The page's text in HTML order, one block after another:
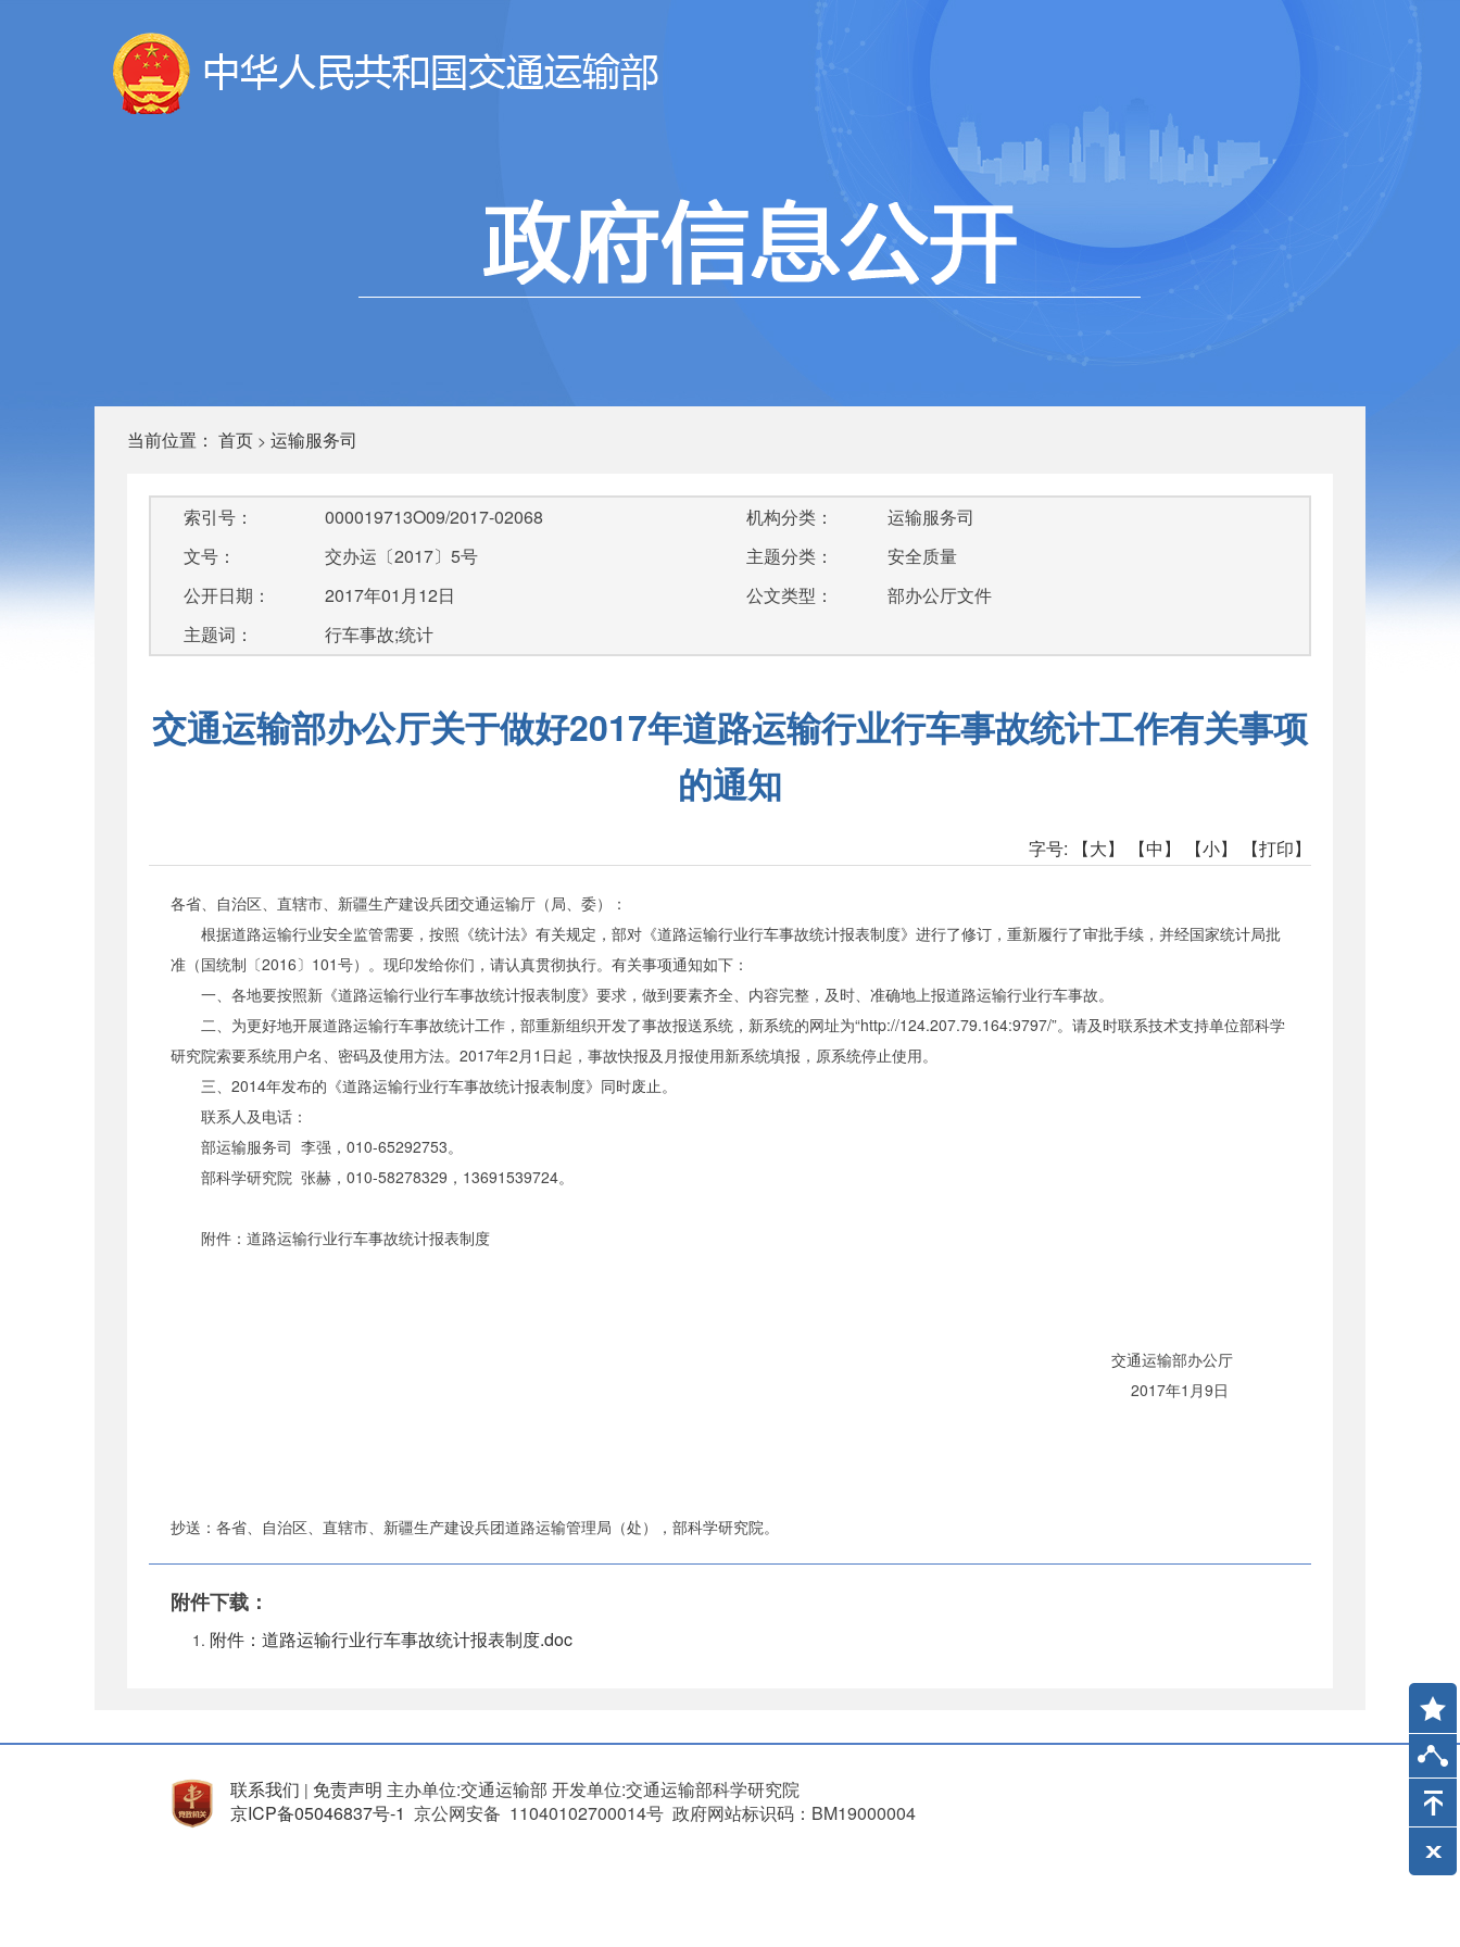
当前位置： 首页 > 运输服务司
索引号：
000019713O09/2017-02068
文号：
交办运〔2017〕5号
公开日期：
2017年01月12日
主题词：
行车事故;统计
机构分类：
运输服务司
主题分类：
安全质量
公文类型：
部办公厅文件
交通运输部办公厅关于做好2017年道路运输行业行车事故统计工作有关事项
的通知
字号: 【大】 【中】 【小】 【打印】
各省、自治区、直辖市、新疆生产建设兵团交通运输厅（局、委）：
根据道路运输行业安全监管需要，按照《统计法》有关规定，部对《道路运输行业行车事故统计报表制度》进行了修订，重新履行了审批手续，并经国家统计局批
准（国统制〔2016〕101号）。现印发给你们，请认真贯彻执行。有关事项通知如下：
一、各地要按照新《道路运输行业行车事故统计报表制度》要求，做到要素齐全、内容完整，及时、准确地上报道路运输行业行车事故。
二、为更好地开展道路运输行车事故统计工作，部重新组织开发了事故报送系统，新系统的网址为“http://124.207.79.164:9797/”。请及时联系技术支持单位部科学
研究院索要系统用户名、密码及使用方法。2017年2月1日起，事故快报及月报使用新系统填报，原系统停止使用。
三、2014年发布的《道路运输行业行车事故统计报表制度》同时废止。
联系人及电话：
部运输服务司 李强，010-65292753。
部科学研究院 张赫，010-58278329，13691539724。
附件：道路运输行业行车事故统计报表制度
交通运输部办公厅
2017年1月9日
抄送：各省、自治区、直辖市、新疆生产建设兵团道路运输管理局（处），部科学研究院。
附件下载：
附件：道路运输行业行车事故统计报表制度.doc
联系我们 | 免责声明 主办单位:交通运输部 开发单位:交通运输部科学研究院
京ICP备05046837号-1 京公网安备 11040102700014号 政府网站标识码：BM19000004